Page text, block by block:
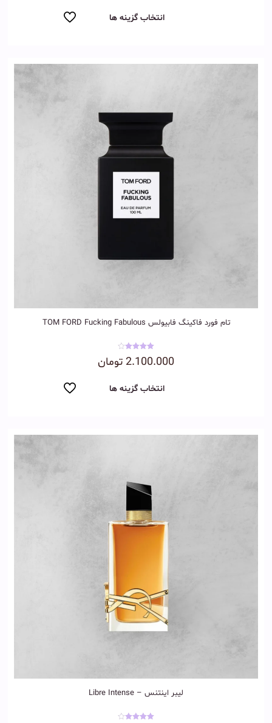
انتخاب گزینه ها
تام فورد فاکینگ فابیولس TOM FORD Fucking Fabulous
نمره
4.00
2.100.000 تومان
انتخاب گزینه ها
لیبر اینتنس – Libre Intense